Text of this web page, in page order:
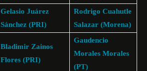
Gelasio Juárez
Sánchez (PRI)
Rodrigo Cuahutle
Salazar (Morena)
Bladimir Zainos
Flores (PRI)
Gaudencio
Morales Morales
(PT)